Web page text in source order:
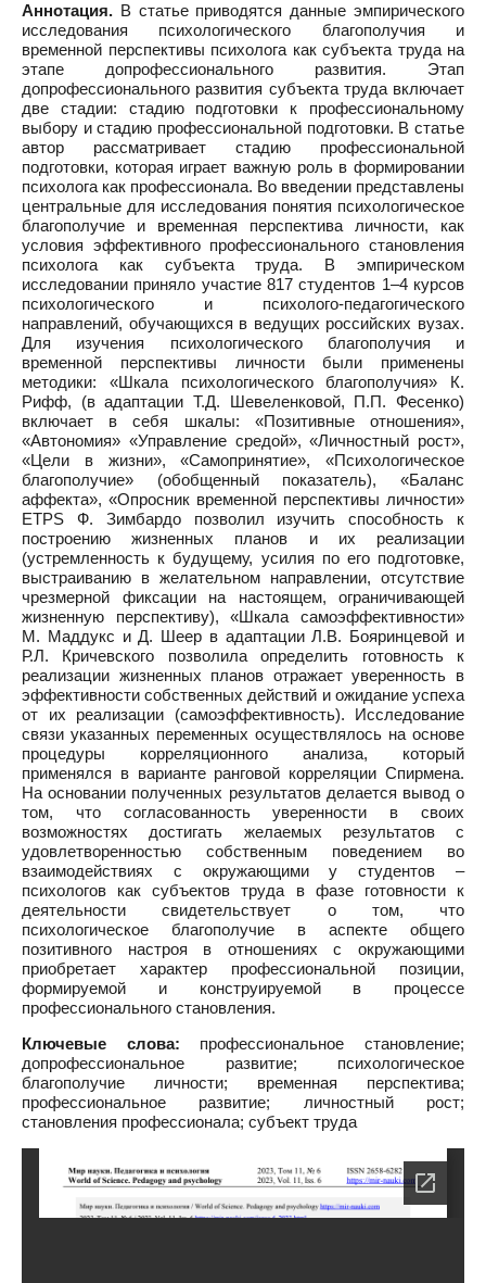
Аннотация. В статье приводятся данные эмпирического
исследования психологического благополучия и
временной перспективы психолога как субъекта труда на
этапе допрофессионального развития. Этап
допрофессионального развития субъекта труда включает
две стадии: стадию подготовки к профессиональному
выбору и стадию профессиональной подготовки. В статье
автор рассматривает стадию профессиональной
подготовки, которая играет важную роль в формировании
психолога как профессионала. Во введении представлены
центральные для исследования понятия психологическое
благополучие и временная перспектива личности, как
условия эффективного профессионального становления
психолога как субъекта труда. В эмпирическом
исследовании приняло участие 817 студентов 1–4 курсов
психологического и психолого-педагогического
направлений, обучающихся в ведущих российских вузах.
Для изучения психологического благополучия и
временной перспективы личности были применены
методики: «Шкала психологического благополучия» К.
Рифф, (в адаптации Т.Д. Шевеленковой, П.П. Фесенко)
включает в себя шкалы: «Позитивные отношения»,
«Автономия» «Управление средой», «Личностный рост»,
«Цели в жизни», «Самопринятие», «Психологическое
благополучие» (обобщенный показатель), «Баланс
аффекта», «Опросник временной перспективы личности»
ETPS Ф. Зимбардо позволил изучить способность к
построению жизненных планов и их реализации
(устремленность к будущему, усилия по его подготовке,
выстраиванию в желательном направлении, отсутствие
чрезмерной фиксации на настоящем, ограничивающей
жизненную перспективу), «Шкала самоэффективности»
М. Маддукс и Д. Шеер в адаптации Л.В. Бояринцевой и
Р.Л. Кричевского позволила определить готовность к
реализации жизненных планов отражает уверенность в
эффективности собственных действий и ожидание успеха
от их реализации (самоэффективность). Исследование
связи указанных переменных осуществлялось на основе
процедуры корреляционного анализа, который
применялся в варианте ранговой корреляции Спирмена.
На основании полученных результатов делается вывод о
том, что согласованность уверенности в своих
возможностях достигать желаемых результатов с
удовлетворенностью собственным поведением во
взаимодействиях с окружающими у студентов –
психологов как субъектов труда в фазе готовности к
деятельности свидетельствует о том, что
психологическое благополучие в аспекте общего
позитивного настроя в отношениях с окружающими
приобретает характер профессиональной позиции,
формируемой и конструируемой в процессе
профессионального становления.
Ключевые слова: профессиональное становление;
допрофессиональное развитие; психологическое
благополучие личности; временная перспектива;
профессиональное развитие; личностный рост;
становления профессионала; субъект труда